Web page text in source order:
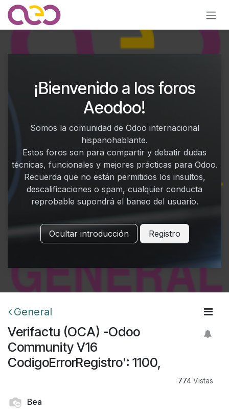
Ir al contenido
¡Bienvenido a los foros
Aeodoo!
Somos la comunidad de Odoo internacional
hispanohablante.
Estos foros son para compartir y debatir dudas
técnicas, funcionales y mejores prácticas para Odoo.
Recuerda que no están permitidos los insultos,
descalificaciones o spam, cualquier conducta
reprobable supondrá el baneo del usuario.
Ocultar introducción Registro
General
Verifactu (OCA) -Odoo
Community V16
CodigoErrorRegistro': 1100,
774 Vistas
Bea